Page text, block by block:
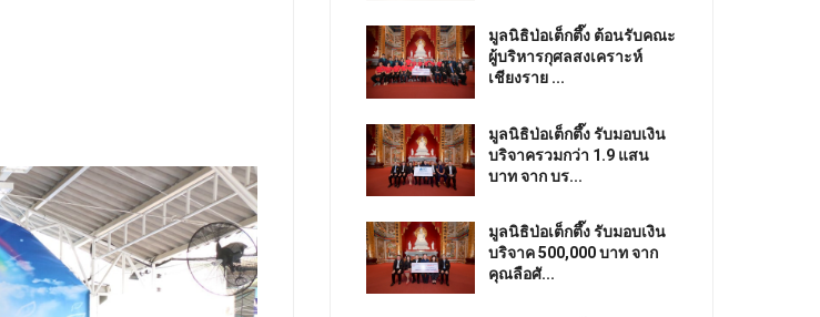
มูลนิธิป่อเต็กตึ๊ง ต้อนรับคณะ
ผู้บริหารกุศลสงเคราะห์
เชียงราย ...
มูลนิธิป่อเต็กตึ๊ง รับมอบเงิน
บริจาครวมกว่า 1.9 แสน
บาท จาก บร...
มูลนิธิป่อเต็กตึ๊ง รับมอบเงิน
บริจาค 500,000 บาท จาก
คุณลือศั...